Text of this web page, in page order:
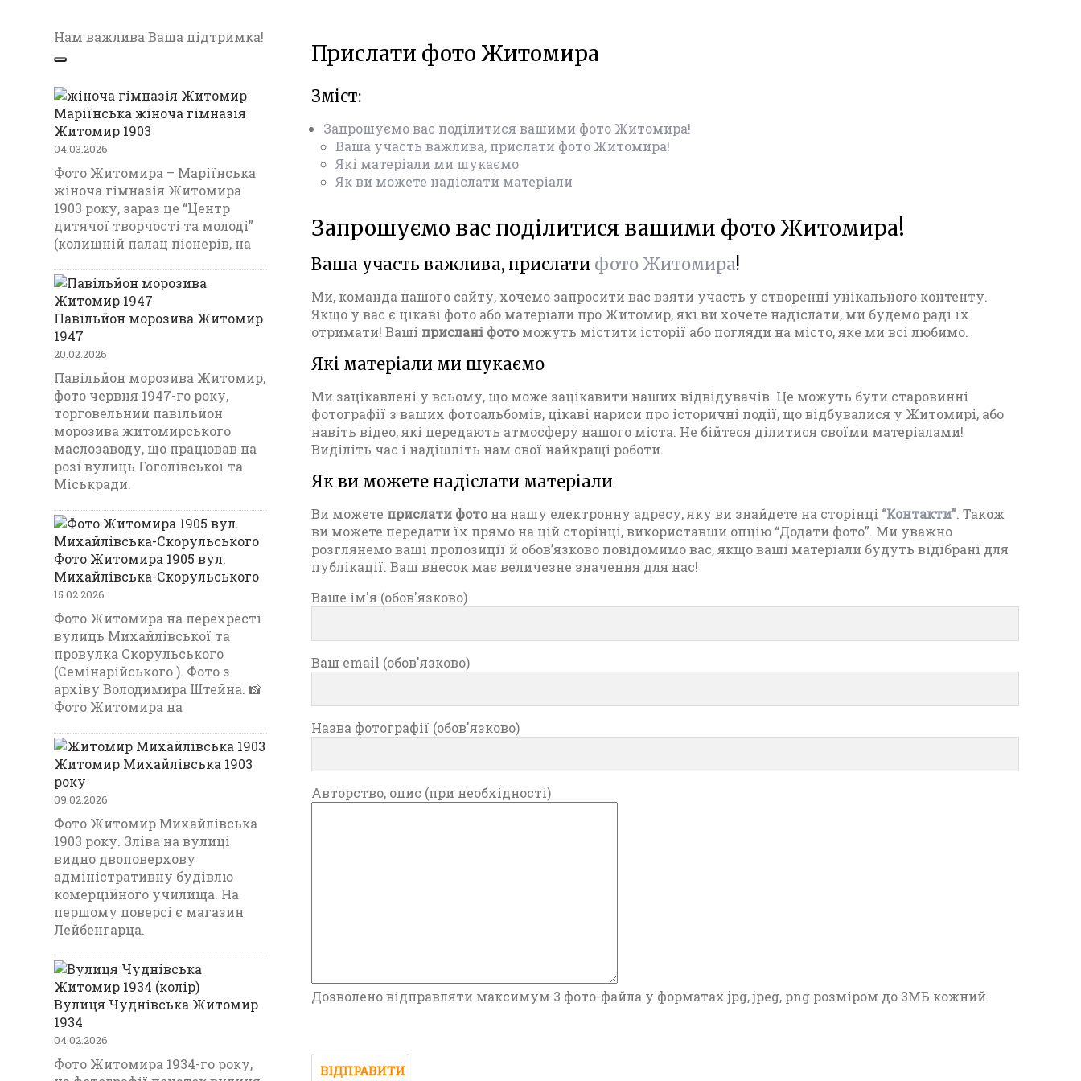
Прислати фото Житомира
Зміст:
Запрошуємо вас поділитися вашими фото Житомира!
Ваша участь важлива, прислати фото Житомира!
Які матеріали ми шукаємо
Як ви можете надіслати матеріали
Запрошуємо вас поділитися вашими фото Житомира!
Ваша участь важлива, прислати фото Житомира!
Ми, команда нашого сайту, хочемо запросити вас взяти участь у створенні унікального контенту.
Якщо у вас є цікаві фото або матеріали про Житомир, які ви хочете надіслати, ми будемо раді їх
отримати! Ваші прислані фотоможуть містити історії або погляди на місто, яке ми всі любимо.
Які матеріали ми шукаємо
Ми зацікавлені у всьому, що може зацікавити наших відвідувачів. Це можуть бути старовинні
фотографії з ваших фотоальбомів, цікаві нариси про історичні події, що відбувалися у Житомирі, або
навіть відео, які передають атмосферу нашого міста. Не бійтеся ділитися своїми матеріалами!
Виділіть час і надішліть нам свої найкращі роботи.
Як ви можете надіслати матеріали
Ви можете прислати фотона нашу електронну адресу, яку ви знайдете на сторінці “Контакти”. Також
ви можете передати їх прямо на цій сторінці, використавши опцію “Додати фото”. Ми уважно
розглянемо ваші пропозиції й обов’язково повідомимо вас, якщо ваші матеріали будуть відібрані для
публікації. Ваш внесок має величезне значення для нас!
Ваше ім'я (обов'язково)
Ваш email (обов'язково)
Назва фотографії (обов'язково)
Авторство, опис (при необхідності)
Дозволено відправляти максимум 3 фото-файла у форматах jpg, jpeg, png розміром до 3МБ кожний
Нам важлива Ваша підтримка!
Маріїнська жіноча гімназія
Житомир 1903
04.03.2026
Фото Житомира – Маріїнська
жіноча гімназія Житомира
1903 року, зараз це “Центр
дитячої творчості та молоді”
(колишній палац піонерів, на
Павільйон морозива Житомир
1947
20.02.2026
Павільйон морозива Житомир,
фото червня 1947-го року,
торговельний павільйон
морозива житомирського
маслозаводу, що працював на
розі вулиць Гоголівської та
Міськради.
Фото Житомира 1905 вул.
Михайлівська-Скорульського
15.02.2026
Фото Житомира на перехресті
вулиць Михайлівської та
провулка Скорульського
(Семінарійського ). Фото з
архіву Володимира Штейна. 📸
Фото Житомира на
Житомир Михайлівська 1903
року
09.02.2026
Фото Житомир Михайлівська
1903 року. Зліва на вулиці
видно двоповерхову
адміністративну будівлю
комерційного училища. На
першому поверсі є магазин
Лейбенгарца.
Вулиця Чуднівська Житомир
1934
04.02.2026
Фото Житомира 1934-го року,